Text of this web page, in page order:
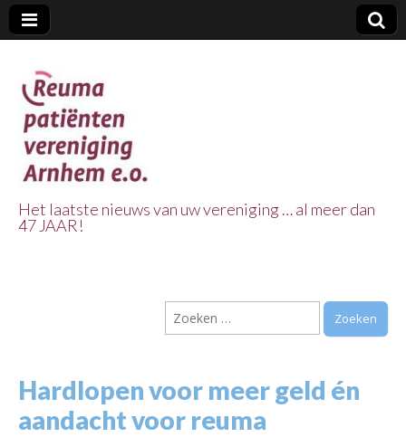
Vereniging
Arnhem e.o.
Het laatste nieuws van uw vereniging … al meer dan
47 JAAR!
Zoeken
naar:
Hardlopen voor meer geld én
aandacht voor reuma